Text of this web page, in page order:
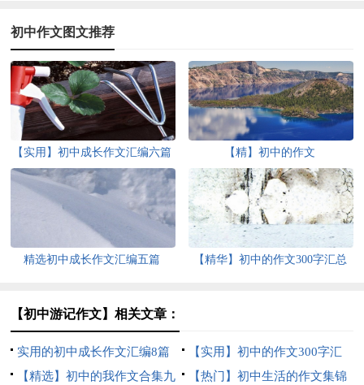
初中作文图文推荐
【实用】初中成长作文汇编六篇 【精】初中的作文
精选初中成长作文汇编五篇
【精华】初中的作文300字汇总
【初中游记作文】相关文章：
实用的初中成长作文汇编8篇
【实用】初中的作文300字汇
总十篇
【精选】初中的我作文合集九 【热门】初中生活的作文集锦